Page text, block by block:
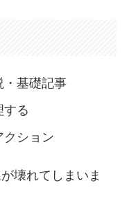
基礎記事
る
ション
壊れてしまいま